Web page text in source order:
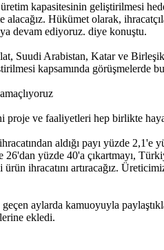
kapasitesinin geliştirilmesi
Hükümet olarak,
devam ediyoruz. diye konuştu.
Suudi Arabistan, Katar ve
kapsamında görüşmelerde
ve faaliyetleri hep birlikte
aldığı payı yüzde
yüzde 40'a çıkartmayı,
ihracatını artıracağız.
aylarda kamuoyuyla
ekledi.